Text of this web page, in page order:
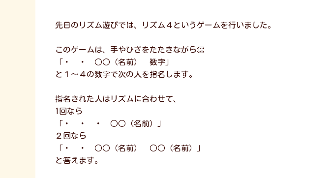
先日のリズム遊びでは、リズム４というゲームを行いました。
このゲームは、手やひざをたたきながら👏
「・ ・ ○○（名前） 数字」
と１～４の数字で次の人を指名します。
指名された人はリズムに合わせて、
1回なら
「・ ・ ・ ○○（名前）」
２回なら
「・ ・ ○○（名前） ○○（名前）」
と答えます。